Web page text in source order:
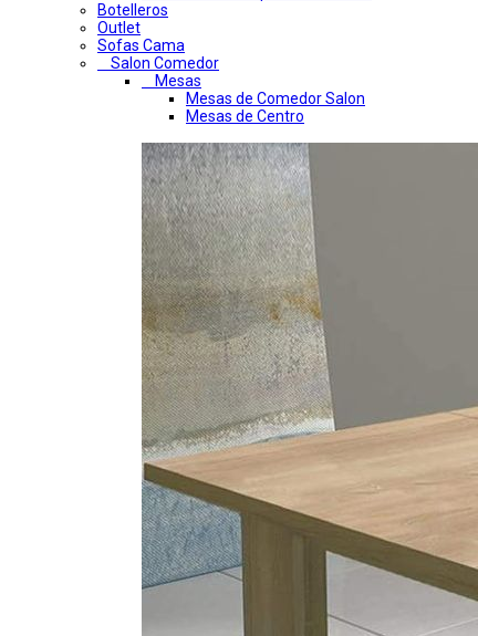
Botelleros
Outlet
Sofas Cama
Salon Comedor
Mesas
Mesas de Comedor Salon
Mesas de Centro